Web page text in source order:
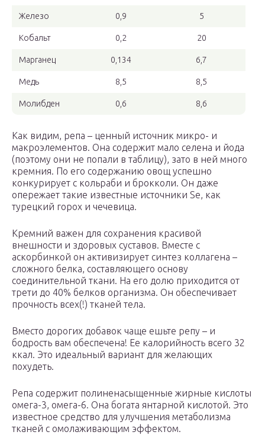
Железо 0,9 5
Кобальт 0,2 20
Марганец 0,134 6,7
Медь 8,5 8,5
Молибден 0,6 8,6
Как видим, репа – ценный источник микро- и
макроэлементов. Она содержит мало селена и йода
(поэтому они не попали в таблицу), зато в ней много
кремния. По его содержанию овощ успешно
конкурирует с кольраби и брокколи. Он даже
опережает такие известные источники Se, как
турецкий горох и чечевица.
Кремний важен для сохранения красивой
внешности и здоровых суставов. Вместе с
аскорбинкой он активизирует синтез коллагена –
сложного белка, составляющего основу
соединительной ткани. На его долю приходится от
трети до 40% белков организма. Он обеспечивает
прочность всех(!) тканей тела.
Вместо дорогих добавок чаще ешьте репу – и
бодрость вам обеспечена! Ее калорийность всего 32
ккал. Это идеальный вариант для желающих
похудеть.
Репа содержит полиненасыщенные жирные кислоты
омега-3, омега-6. Она богата янтарной кислотой. Это
известное средство для улучшения метаболизма
тканей с омолаживающим эффектом.